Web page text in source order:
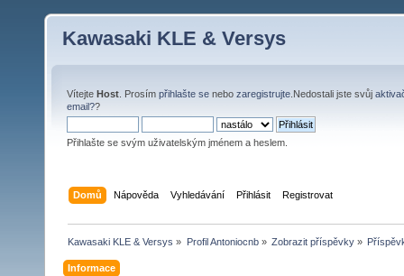
Kawasaki KLE & Versys
Vítejte Host . Prosím přihlašte se nebo zaregistrujte .Nedostali jste svůj
email??
Přihlašte se svým uživatelským jménem a heslem.
Domů Nápověda Vyhledávání Přihlásit Registrovat
Kawasaki KLE & Versys » Profil Antoniocnb» Zobrazit příspěvky»
Informace